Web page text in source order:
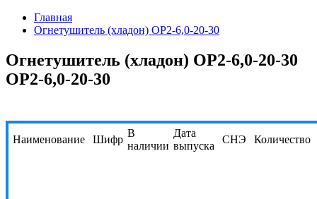
Главная
Огнетушитель (хладон) ОР2-6,0-20-30
Огнетушитель (хладон) ОР2-6,0-20-30
ОР2-6,0-20-30
Наименование Шифр
В
наличии
Дата
выпуска
СНЭ Количество